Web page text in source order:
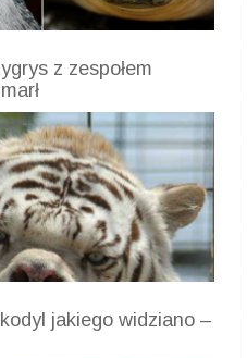
z zespołem
jakiego widziano –